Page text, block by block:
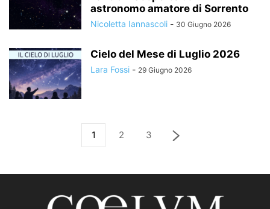
astronomo amatore di Sorrento
Nicoletta Iannascoli - 30 Giugno 2026
Cielo del Mese di Luglio 2026
Lara Fossi - 29 Giugno 2026
1 2 3